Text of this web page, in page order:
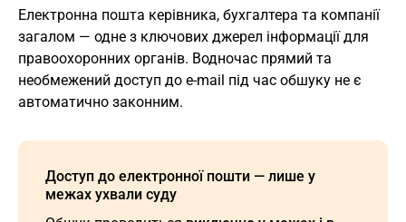
Електронна пошта керівника, бухгалтера та компанії
загалом — одне з ключових джерел інформації для
правоохоронних органів. Водночас прямий та
необмежений доступ до e-mail під час обшуку не є
автоматично законним.
Доступ до електронної пошти — лише у
межах ухвали суду